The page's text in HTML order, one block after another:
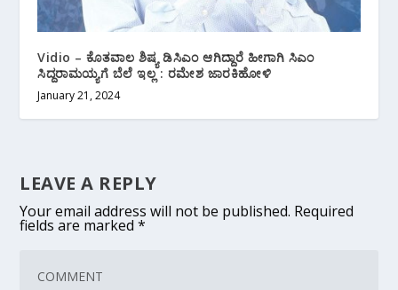
Vidio – ಕೊತವಾಲ ಶಿಷ್ಯ ಡಿಸಿಎಂ ಆಗಿದ್ದಾರೆ ಹೀಗಾಗಿ ಸಿಎಂ
ಸಿದ್ದರಾಮಯ್ಯಗೆ ಬೆಲೆ ಇಲ್ಲ : ರಮೇಶ ಜಾರಕಿಹೋಳಿ
January 21, 2024
LEAVE A REPLY
Your email address will not be published. Required
fields are marked*